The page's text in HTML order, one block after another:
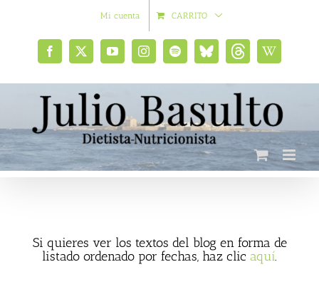
Mi cuenta CARRITO
Facebook
X YouTubeInstagramSpotifyBluesky
social
ThreadsWikipedia
Si quieres ver los textos del blog en forma de
listado ordenado por fechas, haz clic aquí.